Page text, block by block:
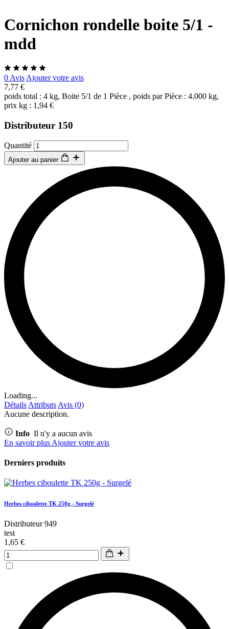
Cornichon rondelle boite 5/1 -
mdd
0 Avis Ajouter votre avis
7,77 €
poids total : 4 kg, Boite 5/1 de 1 Pièce , poids par Pièce : 4.000 kg,
prix kg : 1,94 €
Distributeur 150
Quantité
Ajouter au panier
Loading...
Détails Attributs Avis (0)
Aucune description.
Info Il n'y a aucun avis
En savoir plus Ajouter votre avis
Derniers produits
Herbes ciboulette TK 250g - Surgelé
Distributeur 949
test
1,65 €